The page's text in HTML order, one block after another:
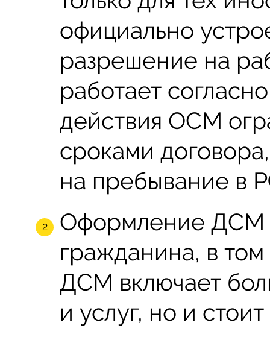
официально
разрешение на
работает
действия ОСМ
сроками
на пребывание в
Оформление ДСМ
гражданина, в
ДСМ включает
и услуг, но и